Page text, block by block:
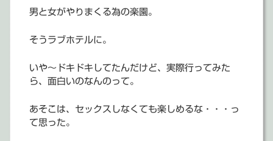
男と女がやりまくる為の楽園。
そうラブホテルに。
いや～ドキドキしてたんだけど、実際行ってみた
ら、面白いのなんのって。
あそこは、セックスしなくても楽しめるな・・・っ
て思った。